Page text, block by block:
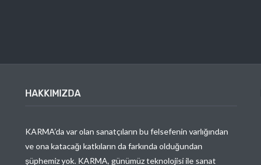
HAKKIMIZDA
KARMA’da var olan sanatçıların bu felsefenin varlığından
ve ona katacağı katkıların da farkında olduğundan
şüphemiz yok. KARMA, günümüz teknolojisi ile sanat